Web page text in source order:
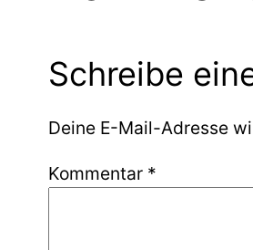
Schreibe
Deine E-Mail-Adresse
Kommentar *